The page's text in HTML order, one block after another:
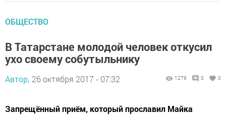
ОБЩЕСТВО
В Татарстане молодой человек откусил
ухо своему собутыльнику
Автор, 26 октября 2017 - 07:32 1279 0 0
Запрещённый приём, который прославил Майка